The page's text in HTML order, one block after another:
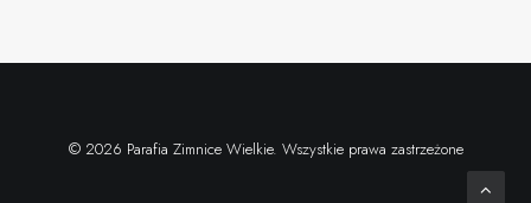
© 2026 Parafia Zimnice Wielkie. Wszystkie prawa zastrzeżone